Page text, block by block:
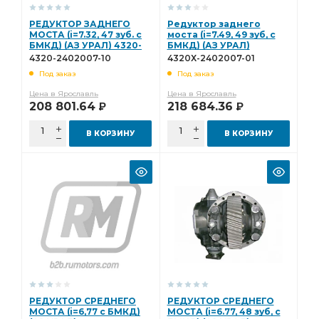
Трубка в сборе i=7.49 49 зуб АЗ УРАЛ
заднего моста i=7.49 моста i=7.49
Редуктор переднего моста передний АЗ УРАЛ
глушителя передняя ручником АЗ УРАЛ
Кронштейн передней отв. АЗ УРАЛ
Барабан тормозной
Кабина в сборе Кабина в сборе 1-ой
Кабина в сборе 1-ой комплектации сборе 1-ой
сборе 1-ой комплектации 1-ой комплектации
приемная глушителя передняя Цилиндр тормозной
Щиток приборов торц.шлицами АЗ УРАЛ
РЕДУКТОР ЗАДНЕГО
МОСТА (i=7.32, 47 зуб. с
БМКД) (АЗ УРАЛ) 4320-
2402007-10
4320-2402007-10
Под заказ
Цена в Ярославль
208 801.64 Р
В КОРЗИНУ
Редуктор заднего
моста (i=7.49, 49 зуб, с
БМКД) (АЗ УРАЛ)
4320Х-2402007-01
4320Х-2402007-01
Под заказ
Цена в Ярославль
218 684.36 Р
В КОРЗИНУ
РЕДУКТОР СРЕДНЕГО
МОСТА (i=6,77 с БМКД)
РЕДУКТОР СРЕДНЕГО
МОСТА (i=6.77, 48 зуб, с